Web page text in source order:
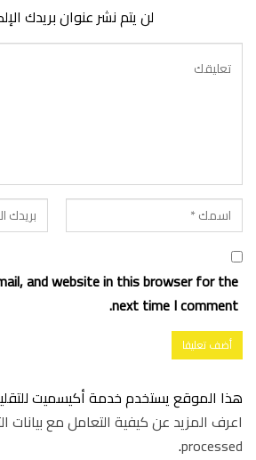
لن يتم نشر عنوان بريدك
and website in this browser for the
next time I comment.
هذا الموقع يستخدم خدمة أكيسميت
اعرف المزيد عن كيفية التعامل مع بيانات
processed
.